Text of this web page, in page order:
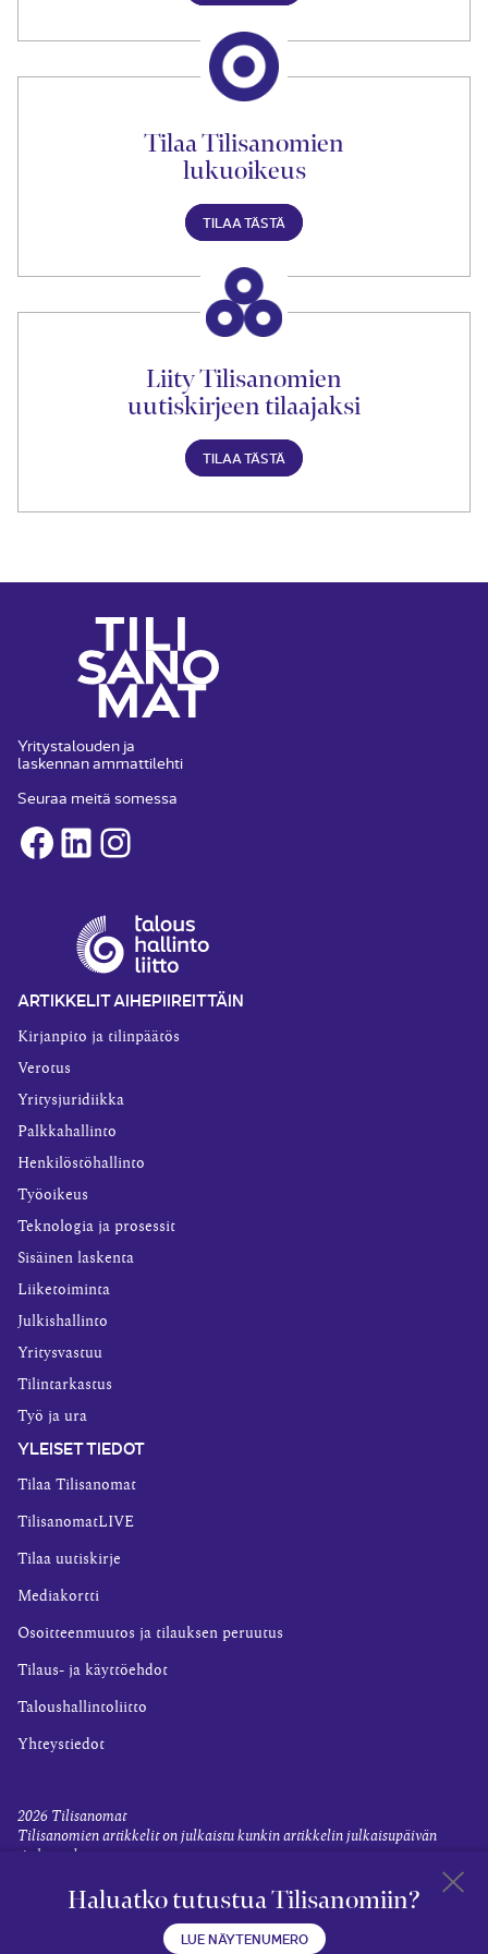
Tilaa Tilisanomien
lukuoikeus
TILAA TÄSTÄ
Liity Tilisanomien
uutiskirjeen tilaajaksi
TILAA TÄSTÄ
Yritystalouden ja
laskennan ammattilehti
Seuraa meitä somessa
Facebook
LinkedInInstagram
ARTIKKELIT AIHEPIIREITTÄIN
Kirjanpito ja tilinpäätös
Verotus
Yritysjuridiikka
Palkkahallinto
Henkilöstöhallinto
Työoikeus
Teknologia ja prosessit
Sisäinen laskenta
Liiketoiminta
Julkishallinto
Yritysvastuu
Tilintarkastus
Työ ja ura
YLEISET TIEDOT
Tilaa Tilisanomat
TilisanomatLIVE
Tilaa uutiskirje
Mediakortti
Osoitteenmuutos ja tilauksen peruutus
Tilaus- ja käyttöehdot
Taloushallintoliitto
Yhteystiedot
2026 Tilisanomat
Tilisanomien artikkelit on julkaistu kunkin artikkelin julkaisupäivän
tiedon valossa.
EvästevalinnatHaluatko tutustua Tilisanomiin?
LUE NÄYTENUMERO